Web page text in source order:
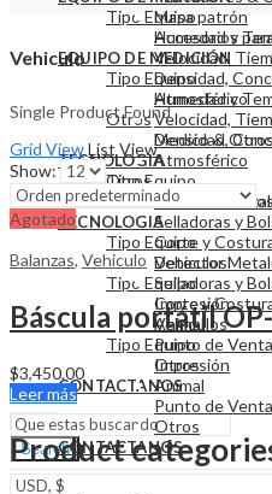
Tipo Equipo
Humedad y
Velocidad,
Densidad,
Atmosférico
Otros
Medico &
TECNOLOGIA
Tipo Equipo
Detector
Selladoras y
Corte y
Vehiculos
Tipo Equipo
Impresión
Animal
Punto de Venta
Otros
CONTACTANOS
Search
Masa patrón
Accesorios
EQUIPO DE MEDICIÓN
Tipo Equipo
Humedad y
Velocidad,
Densidad,
Atmosférico
Otros
Medico &
TECNOLOGIA
Tipo Equipo
Detector
Selladoras y
Corte y
Vehiculos
Tipo Equipo
Impresión
Animal
Punto de Venta
Otros
CONTACTANOS
Vehiculo
Single Product Found
Grid ViewList View
Show:
Agotado
Balanzas, Vehiculo
$3,450.00
Leer más
Product